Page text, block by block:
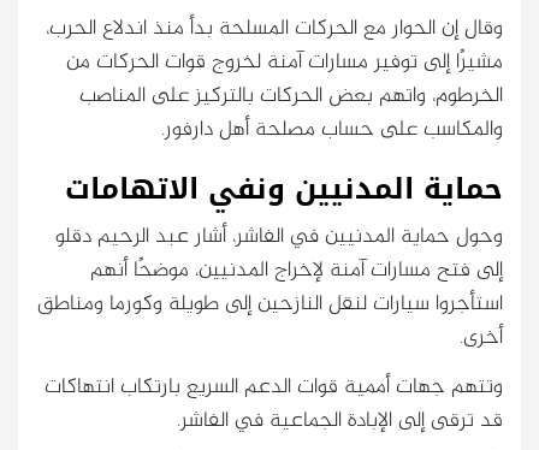
وقال إن الحوار مع الحركات المسلحة بدأ منذ اندلاع الحرب،
مشيرًا إلى توفير مسارات آمنة لخروج قوات الحركات من
الخرطوم، واتهم بعض الحركات بالتركيز على المناصب
والمكاسب على حساب مصلحة أهل دارفور.
حماية المدنيين ونفي الاتهامات
وحول حماية المدنيين في الفاشر، أشار عبد الرحيم دقلو
إلى فتح مسارات آمنة لإخراج المدنيين، موضحًا أنهم
استأجروا سيارات لنقل النازحين إلى طويلة وكورما ومناطق
أخرى.
وتتهم جهات أممية قوات الدعم السريع بارتكاب انتهاكات
قد ترقى إلى الإبادة الجماعية في الفاشر.